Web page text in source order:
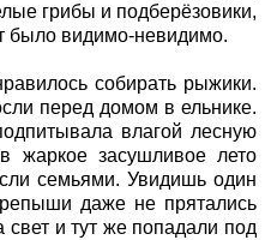
грибы и подберёзовики,
было видимо-невидимо.
собирать рыжики.
перед домом в ельнике.
влагой лесную
жаркое засушливое лето
семьями. Увидишь один
даже не прятались
и тут же попадали под